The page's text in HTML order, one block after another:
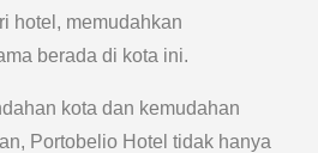
hotel, memudahkan
berada di kota ini.
kota dan kemudahan
Portobelio Hotel tidak hanya